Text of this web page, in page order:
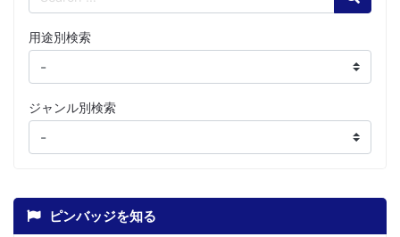
用途別検索
ジャンル別検索
ピンバッジを知る